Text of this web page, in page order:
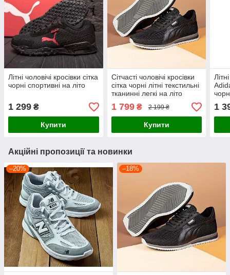
Літні чоловічі кросівки сітка
чорні спортивні на літо
1 299 ₴
Купити
Сітчасті чоловічі кросівки
сітка чорні літні текстильні
тканинні легкі на літо
1 799₴ 2 199 ₴
Купити
1
Акційні пропозиції та новинки
–20% –18%